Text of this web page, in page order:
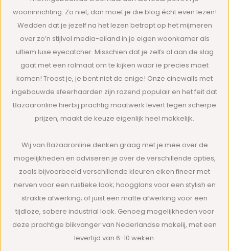
wooninrichting. Zo niet, dan moet je die blog écht even lezen!
Wedden dat je jezelf na het lezen betrapt op het mijmeren
over zo’n stijlvol media-eiland in je eigen woonkamer als
ultiem luxe eyecatcher. Misschien dat je zelfs al aan de slag
gaat met een rolmaat om te kijken waar ie precies moet
komen! Troost je, je bent niet de enige! Onze cinewalls met
ingebouwde sfeerhaarden zijn razend populair en het feit dat
Bazaaronline hierbij prachtig maatwerk levert tegen scherpe
prijzen, maakt de keuze eigenlijk heel makkelijk.
Wij van Bazaaronline denken graag met je mee over de
mogelijkheden en adviseren je over de verschillende opties,
zoals bijvoorbeeld verschillende kleuren eiken fineer met
nerven voor een rustieke look; hoogglans voor een stylish en
strakke afwerking; of juist een matte afwerking voor een
tijdloze, sobere industrial look. Genoeg mogelijkheden voor
deze prachtige blikvanger van Nederlandse makelij, met een
levertijd van 6-10 weken.